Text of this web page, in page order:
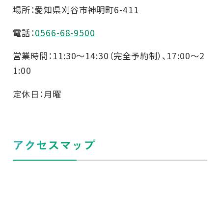
場所：愛知県刈谷市神明町6-411
電話：0566-68-9500
営業時間：11:30～14:30（完全予約制）、17:00～2
1:00
定休日：月曜
アクセスマップ